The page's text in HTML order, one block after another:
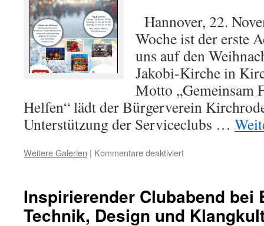
Hannover, 22.
Woche ist der erste
uns auf den
Jakobi-Kirche in
Motto „Gemeinsam
Helfen“ lädt der Bürgerverein
Unterstützung der Serviceclubs …
Weitere Galerien | Kommentare deaktiviertfür
Vorbereitungen
des
Weihnachtsmarktes
Inspirierender Clubabend bei
Technik, Design und